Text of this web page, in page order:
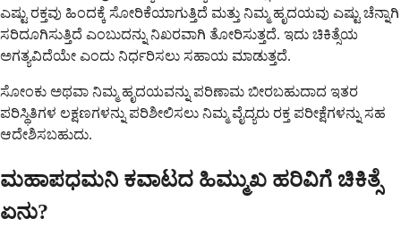
ಎಷ್ಟು ರಕ್ತವು ಹಿಂದಕ್ಕೆ ಸೋರಿಕೆಯಾಗುತ್ತಿದೆ ಮತ್ತು ನಿಮ್ಮ ಹೃದಯವು ಎಷ್ಟು ಚೆನ್ನಾಗಿ
ಸರಿದೂಗಿಸುತ್ತಿದೆ ಎಂಬುದನ್ನು ನಿಖರವಾಗಿ ತೋರಿಸುತ್ತದೆ. ಇದು ಚಿಕಿತ್ಸೆಯ
ಅಗತ್ಯವಿದೆಯೇ ಎಂದು ನಿರ್ಧರಿಸಲು ಸಹಾಯ ಮಾಡುತ್ತದೆ.
ಸೋಂಕು ಅಥವಾ ನಿಮ್ಮ ಹೃದಯವನ್ನು ಪರಿಣಾಮ ಬೀರಬಹುದಾದ ಇತರ
ಪರಿಸ್ಥಿತಿಗಳ ಲಕ್ಷಣಗಳನ್ನು ಪರಿಶೀಲಿಸಲು ನಿಮ್ಮ ವೈದ್ಯರು ರಕ್ತ ಪರೀಕ್ಷೆಗಳನ್ನು ಸಹ
ಆದೇಶಿಸಬಹುದು.
ಮಹಾಪಧಮನಿ ಕವಾಟದ ಹಿಮ್ಮುಖ ಹರಿವಿಗೆ ಚಿಕಿತ್ಸೆ
ಏನು?